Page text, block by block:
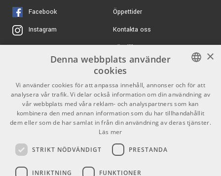
Facebook
Instagram
X
Youtube
TikTok
Öppettider
Kontakta oss
Köpvillkor
Butiken
Varumärken
GDPR & Cookies
Kontakt
Info
SWEDISH
ENGLISH
×
Denna webbplats använder
cookies
Vi använder cookies för att anpassa innehåll, annonser och för att
analysera vår trafik. Vi delar också information om din användning av
vår webbplats med våra reklam- och analyspartners som kan
kombinera den med annan information som du har tillhandahållit
dem eller som de har samlat in från din användning av deras tjänster.
Läs mer
STRIKT NÖDVÄNDIGT PRESTANDA
INRIKTNING FUNKTIONER